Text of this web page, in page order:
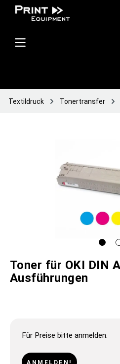
Textildruck Tonertransfer
Toner für OKI DIN
Ausführungen
Für Preise bitte anmelden.
ANMELDEN!